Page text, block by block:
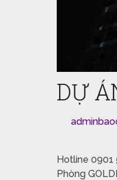
DỰ
Hotline 0901
Phòng